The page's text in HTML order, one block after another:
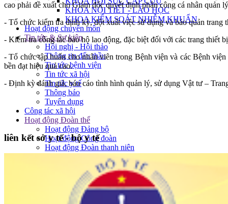
KHOA NỘI TIẾT - LÃO HỌC
KHOA KIỂM SOÁT NHIỄM KHUẨN
Hoạt động chuyên môn
Tin tức & Sự kiện
Hội nghị - Hội thảo
Thông tin đấu thầu
Tin tức bệnh viện
Tin tức xã hội
Tin tức y tế
Thông báo
Tuyển dụng
Công tác xã hội
Hoạt động Đoàn thể
Hoạt động Đảng bộ
Hoạt động Công đoàn
Hoạt động Đoàn thanh niên
Bảng giá dịch vụ
Bảng giá BHYT
Bảng giá không BHYT
Văn bản pháp luật
cao phải đề xuất cho Giám đốc quyết định phân công cá nhân quản
- Tổ chức kiểm tra định kỳ, đột xuất việc sử dụng và bảo quản
- Kiểm tra công tác bảo hộ lao động, đặc biệt đối với các trang thiết
- Tổ chức tập huấn cho nhân viên trong Bệnh viện và các Bệnh
bền đạt hiệu quả cao.
- Định kỳ đánh giá, báo cáo tình hình quản lý, sử dụng Vật tư –
liên kết sở y tế - bộ y tế